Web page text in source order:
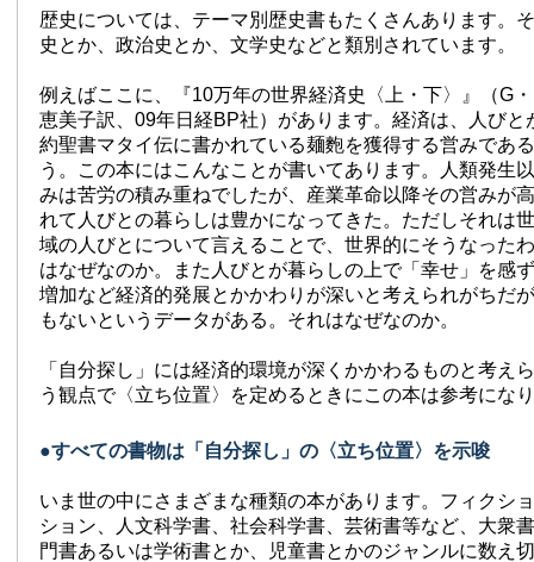
歴史については、テーマ別歴史書もたくさんあります。
史とか、政治史とか、文学史などと類別されています。
例えばここに、『10万年の世界経済史〈上・下〉』（G
恵美子訳、09年日経BP社）があります。経済は、人びと
約聖書マタイ伝に書かれている麺麭を獲得する営みであ
う。この本にはこんなことが書いてあります。人類発生
みは苦労の積み重ねでしたが、産業革命以降その営みが
れて人びとの暮らしは豊かになってきた。ただしそれは
域の人びとについて言えることで、世界的にそうなった
はなぜなのか。また人びとが暮らしの上で「幸せ」を感
増加など経済的発展とかかわりが深いと考えられがちだ
もないというデータがある。それはなぜなのか。
「自分探し」には経済的環境が深くかかわるものと考え
う観点で〈立ち位置〉を定めるときにこの本は参考にな
●すべての書物は「自分探し」の〈立ち位置〉を示唆
いま世の中にさまざまな種類の本があります。フィクシ
ション、人文科学書、社会科学書、芸術書等など、大衆
門書あるいは学術書とか、児童書とかのジャンルに数え